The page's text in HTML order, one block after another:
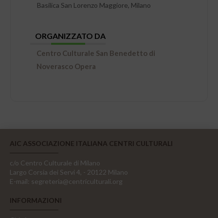
Basilica San Lorenzo Maggiore, Milano
ORGANIZZATO DA
Centro Culturale San Benedetto di
Noverasco Opera
AIC ASSOCIAZIONE ITALIANA CENTRI CULTURALI
c/o Centro Culturale di Milano
Largo Corsia dei Servi 4, - 20122 Milano
E-mail: segreteria@centriculturali.org
INFORMAZIONI